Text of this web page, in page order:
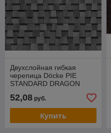
Двухслойная гибкая
черепица Döcke PIE
STANDARD DRAGON
52,08 руб.
Купить